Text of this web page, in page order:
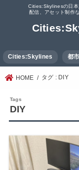
Cities:Skylinesの日
配信、アセット制作
Cities:Skylines 都
HOME タグ : DIY
DIY